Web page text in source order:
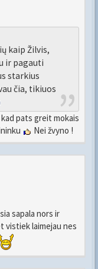
kaip Žilvis,
ir pagauti
starkius
čia, tikiuos
pats greit mokais
Nei žvyno !
sapala nors ir
vistiek laimejau nes